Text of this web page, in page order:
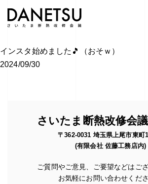
インスタ始めました🎵（おそｗ）
2024/09/30
さいたま断熱改修会
〒362-0031 埼玉県上尾市東町
(有限会社 佐藤工務店内)
ご質問やご意見、ご要望などはご
お気軽にお問い合わせくださ